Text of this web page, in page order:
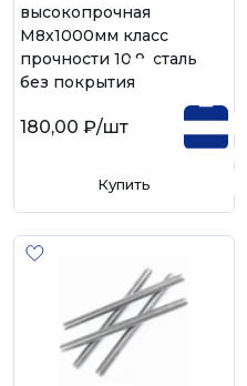
высокопрочная
М8х1000мм класс
прочности 10.9, сталь
без покрытия
180,00 ₽/шт
Купить